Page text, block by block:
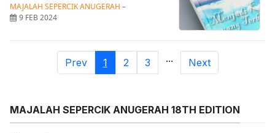
MAJALAH SEPERCIK ANUGERAH –
9 FEB 2024
Prev 1 2 3 ... Next
MAJALAH SEPERCIK ANUGERAH 18TH EDITION